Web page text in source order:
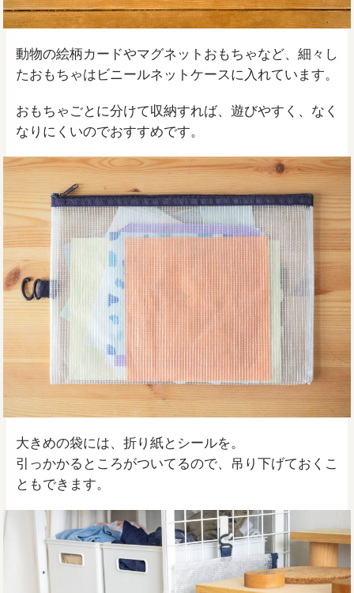
動物の絵柄カードやマグネットおもちゃなど、細々し
たおもちゃはビニールネットケースに入れています。
おもちゃごとに分けて収納すれば、遊びやすく、なく
なりにくいのでおすすめです。
大きめの袋には、折り紙とシールを。
引っかかるところがついてるので、吊り下げておくこ
ともできます。